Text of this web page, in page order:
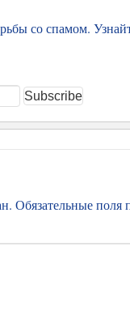
со спамом.
Обязательные